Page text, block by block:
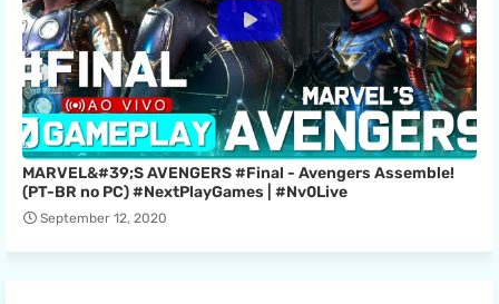
MARVEL&#39;S AVENGERS #Final - Avengers Assemble!
(PT-BR no PC) #NextPlayGames | #Nv0Live
September 12, 2020